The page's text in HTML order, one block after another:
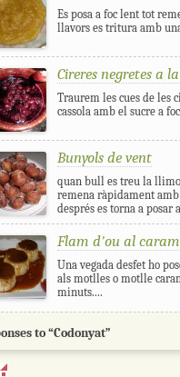
Es posa a foc lent tot
llavors es tritura amb
Cireres negretes a
Traurem les cues de les
cassola amb el sucre a
Bunyols de vent
quan bull es treu la
remena ràpidament
després es torna a posar
Flam d'ou al
Una vegada desfet ho
als motlles o motlle
minuts....
to “Codonyat”